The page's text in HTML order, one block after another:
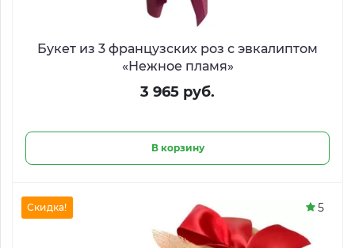
Букет из 3 французских роз с эвкалиптом
«Нежное пламя»
3 965 руб.
В корзину
Скидка! 5